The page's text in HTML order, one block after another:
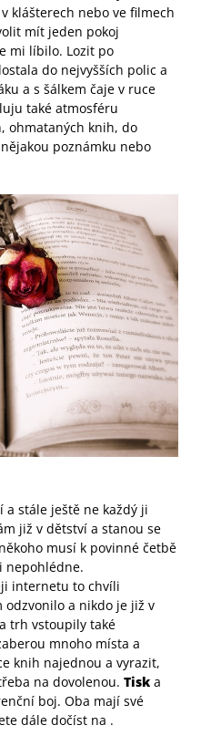
klášterech nebo ve filmech
mít jeden pokoj
mi líbilo. Lozit po
do nejvyšších polic a
a s šálkem čaje v ruce
také atmosféru
ohmataných knih, do
poznámku nebo
a stále ještě ne každý ji
již v dětství a stanou se
musí k povinné četbě
nepohlédne.
internetu to chvíli
odzvonilo a nikdo je již v
trh vstoupily také
mnoho místa a
knih najednou a vyrazit,
na dovolenou. Tisk a
boj. Oba mají své
dále dočíst na .